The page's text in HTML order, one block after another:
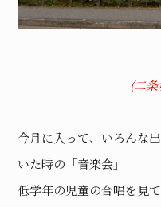
(二
今月に入って、いろんな
いた時の「音楽会」
低学年の児童の合唱を見